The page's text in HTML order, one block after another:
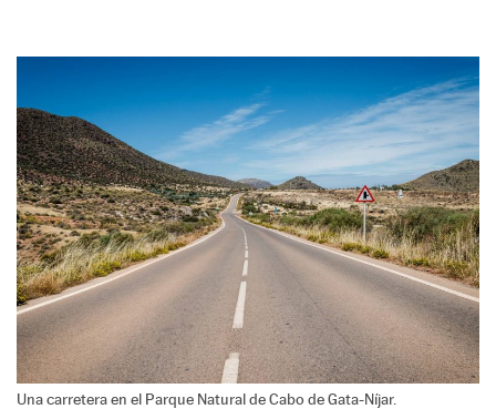
Una carretera en el Parque Natural de Cabo de Gata-Níjar.